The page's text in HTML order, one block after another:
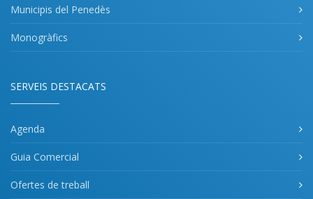
Municipis del Penedès
Monogràfics
SERVEIS DESTACATS
Agenda
Guia Comercial
Ofertes de treball